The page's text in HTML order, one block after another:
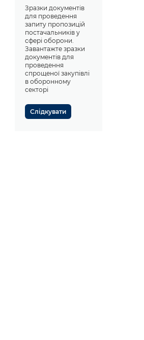
Зразки документів
для проведення
запиту пропозицій
постачальників у
сфері оборони.
Завантажте зразки
документів для
проведення
спрощеної закупівлі
в оборонному
секторі
Слідкувати